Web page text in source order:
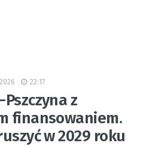
22:17
z
finansowaniem.
w 2029 roku